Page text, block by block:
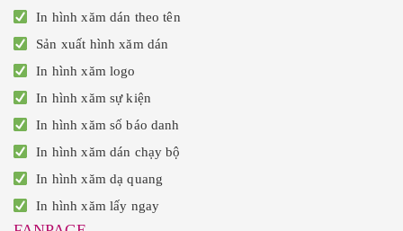
In hình xăm dán theo tên
Sản xuất hình xăm dán
In hình xăm logo
In hình xăm sự kiện
In hình xăm số báo danh
In hình xăm dán chạy bộ
In hình xăm dạ quang
In hình xăm lấy ngay